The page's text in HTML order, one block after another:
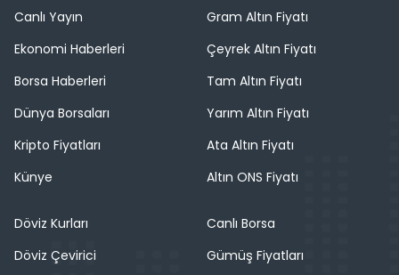
Canlı Yayın
Ekonomi Haberleri
Borsa Haberleri
Dünya Borsaları
Kripto Fiyatları
Künye
Gram Altın Fiyatı
Çeyrek Altın Fiyatı
Tam Altın Fiyatı
Yarım Altın Fiyatı
Ata Altın Fiyatı
Altın ONS Fiyatı
Döviz Kurları
Döviz Çevirici
Canlı Borsa
Gümüş Fiyatları